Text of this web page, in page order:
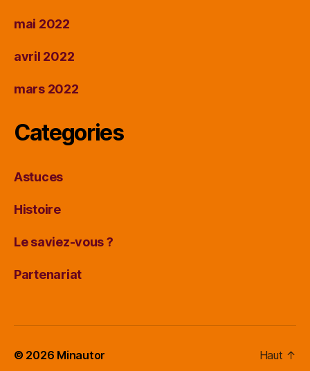
mai 2022
avril 2022
mars 2022
Categories
Astuces
Histoire
Le saviez-vous ?
Partenariat
© 2026 Minautor Haut ↑